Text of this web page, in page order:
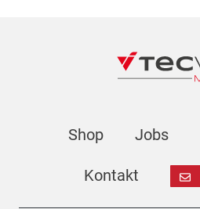
Shop Jobs
Kontakt